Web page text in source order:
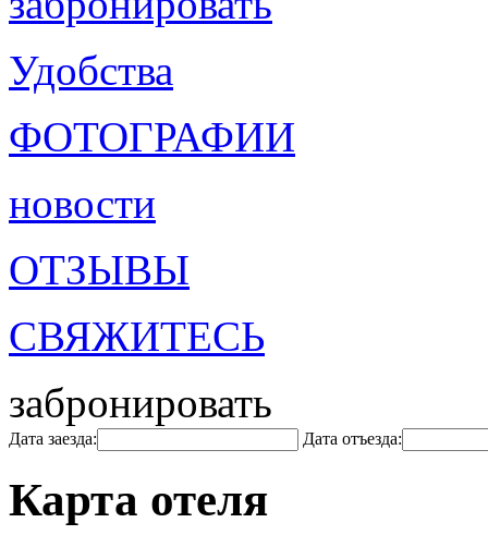
Удобства
ФОТОГРАФИИ
новости
ОТЗЫВЫ
СВЯЖИТЕСЬ
забронировать
Дата заезда: Дата отъезда:
Карта отеля